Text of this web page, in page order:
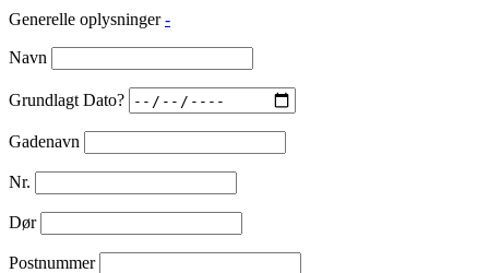
Generelle oplysninger -
Navn
Grundlagt Dato?
Gadenavn
Nr.
Dør
Postnummer